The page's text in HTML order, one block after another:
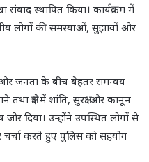
स्थापित किया। कार्यक्रम में
लोगों की समस्याओं, सुझावों और
जनता के बीच बेहतर समन्वय
क्षेत्र में शांति, सुरक्षा और कानून
दिया। उन्होंने उपस्थित लोगों से
चर्चा करते हुए पुलिस को सहयोग